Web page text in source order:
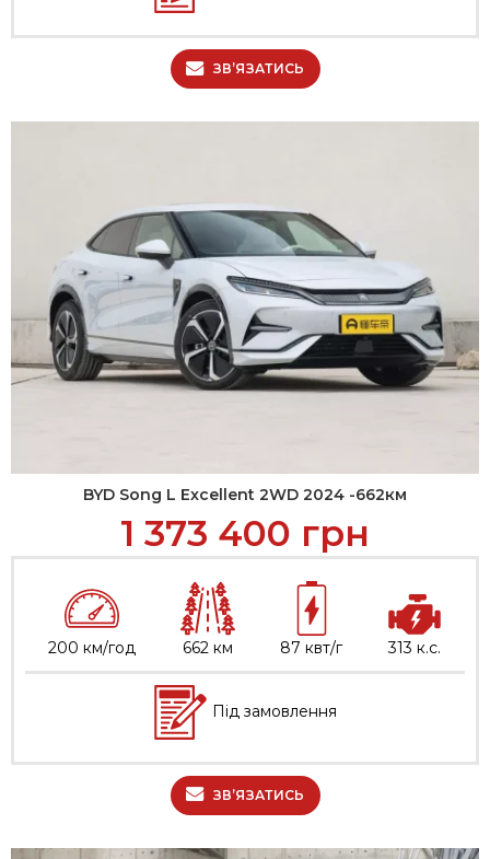
ЗВ’ЯЗАТИСЬ
BYD Song L Excellent 2WD 2024 -662км
1 373 400 грн
200 км/год 662 км 87 квт/г 313 к.с.
Під замовлення
ЗВ’ЯЗАТИСЬ